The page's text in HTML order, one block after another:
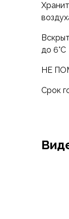
Обувь
Сапоги
Зимние
до 6°C
НЕ
Срок